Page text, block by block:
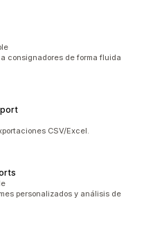
consignadores de forma fluida
CSV/Excel.
personalizados y análisis de